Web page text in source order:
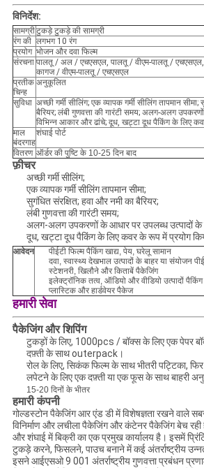
विनिर्देश:
सामग्रीटुकड़े टुकड़े की सामग्री
रंग की लगभग 10 रंग
प्रयोग भोजन और दवा फिल्म
संरचना पालतू / अल / एचएसएल, पालतू / वीएम-पालतू /
कागज / वीएम-पालतू / एचएसएल
प्रतीक
चिन्ह
अनुकूलित
सुविधा अच्छी गर्मी सीलिंग; एक व्यापक गर्मी सीलिंग तापमान
बैरियर; लंबी गुणवत्ता की गारंटी समय; अलग-अलग
विभिन्न आकार और ढांचे; दूध, खट्टा दूध पैकिंग के लिए
माल
बंदरगाह
शंघाई पोर्ट
वितरण ऑर्डर की पुष्टि के 10-25 दिन बाद
फ़ीचर
अच्छी गर्मी सीलिंग;
एक व्यापक गर्मी सीलिंग तापमान सीमा;
सुगंधित संरक्षित; हवा और नमी का बैरियर;
लंबी गुणवत्ता की गारंटी समय;
अलग-अलग उपकरणों के आधार पर उपलब्ध उत्पादों के
दूध, खट्टा दूध पैकिंग के लिए कवर के रूप में प्रयोग
आवेदन
पीईटी फिल्म पैकिंग खाद्य, पेय, घरेलू सामान
दवा, स्वास्थ्य देखभाल उत्पादों के बाहर या संयोजन
स्टेशनरी, खिलौने और किताबें पैकेजिंग
इलेक्ट्रॉनिक तत्व, ऑडियो और वीडियो उत्पादों पैकिंग
प्लास्टिक और हार्डवेयर पैकेज
हमारी सेवा
पैकेजिंग और शिपिंग
टुकड़ों के लिए, 1000pcs / बॉक्स के लिए एक पेपर
दफ़्ती के साथ outerpack।
रोल के लिए, सिकंक फिल्म के साथ भीतरी पट्टिका,
लपेटने के लिए एक दफ़्ती या एक फूस के साथ बाहरी
15-20 दिनों के भीतर
हमारी कंपनी
गोल्डस्टोन पैकेजिंग आर एंड डी में विशेषज्ञता रखने वाले
विनिर्माण और लचीला पैकेजिंग और कंटेनर पैकेजिंग बेच
और शंघाई में बिक्री का एक प्रमुख कार्यालय है। इसमें
टुकड़े करने, फिसलने, पाउच बनाने में कई अंतर्राष्ट्रीय
इसने आईएसओ 9 001 अंतर्राष्ट्रीय गुणवत्ता प्रबंधन